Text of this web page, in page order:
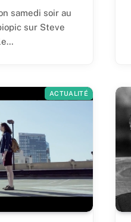
samedi soir au
sur Steve
ACTUALITÉ